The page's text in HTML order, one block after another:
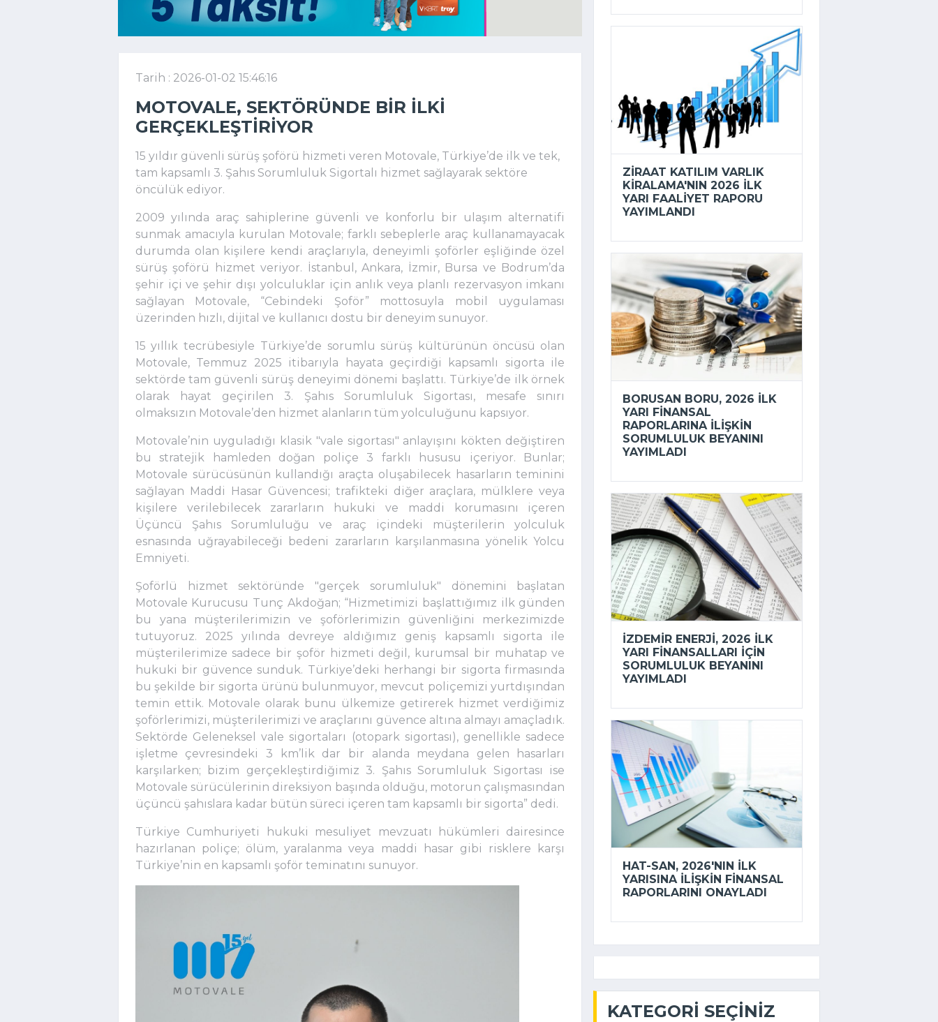
Tarih : 2026-01-02 15:46:16
MOTOVALE, SEKTÖRÜNDE BIR ILKI
GERÇEKLEŞTIRIYOR
15 yıldır güvenli sürüş şoförü hizmeti veren Motovale, Türkiye’de ilk ve tek,
tam kapsamlı 3. Şahıs Sorumluluk Sigortalı hizmet sağlayarak sektöre
öncülük ediyor.
2009 yılında araç sahiplerine güvenli ve konforlu bir ulaşım alternatifi
sunmak amacıyla kurulan Motovale; farklı sebeplerle araç kullanamayacak
durumda olan kişilere kendi araçlarıyla, deneyimli şoförler eşliğinde özel
sürüş şoförü hizmet veriyor. İstanbul, Ankara, İzmir, Bursa ve Bodrum’da
şehir içi ve şehir dışı yolculuklar için anlık veya planlı rezervasyon imkanı
sağlayan Motovale, “Cebindeki Şoför” mottosuyla mobil uygulaması
üzerinden hızlı, dijital ve kullanıcı dostu bir deneyim sunuyor.
15 yıllık tecrübesiyle Türkiye’de sorumlu sürüş kültürünün öncüsü olan
Motovale, Temmuz 2025 itibarıyla hayata geçirdiği kapsamlı sigorta ile
sektörde tam güvenli sürüş deneyimi dönemi başlattı. Türkiye’de ilk örnek
olarak hayat geçirilen 3. Şahıs Sorumluluk Sigortası, mesafe sınırı
olmaksızın Motovale’den hizmet alanların tüm yolculuğunu kapsıyor.
Motovale’nin uyguladığı klasik "vale sigortası" anlayışını kökten değiştiren
bu stratejik hamleden doğan poliçe 3 farklı hususu içeriyor. Bunlar;
Motovale sürücüsünün kullandığı araçta oluşabilecek hasarların teminini
sağlayan Maddi Hasar Güvencesi; trafikteki diğer araçlara, mülklere veya
kişilere verilebilecek zararların hukuki ve maddi korumasını içeren
Üçüncü Şahıs Sorumluluğu ve araç içindeki müşterilerin yolculuk
esnasında uğrayabileceği bedeni zararların karşılanmasına yönelik Yolcu
Emniyeti.
Şoförlü hizmet sektöründe "gerçek sorumluluk" dönemini başlatan
Motovale Kurucusu Tunç Akdoğan; “Hizmetimizi başlattığımız ilk günden
bu yana müşterilerimizin ve şoförlerimizin güvenliğini merkezimizde
tutuyoruz. 2025 yılında devreye aldığımız geniş kapsamlı sigorta ile
müşterilerimize sadece bir şoför hizmeti değil, kurumsal bir muhatap ve
hukuki bir güvence sunduk. Türkiye’deki herhangi bir sigorta firmasında
bu şekilde bir sigorta ürünü bulunmuyor, mevcut poliçemizi yurtdışından
temin ettik. Motovale olarak bunu ülkemize getirerek hizmet verdiğimiz
şoförlerimizi, müşterilerimizi ve araçlarını güvence altına almayı amaçladık.
Sektörde Geleneksel vale sigortaları (otopark sigortası), genellikle sadece
işletme çevresindeki 3 km’lik dar bir alanda meydana gelen hasarları
karşılarken; bizim gerçekleştirdiğimiz 3. Şahıs Sorumluluk Sigortası ise
Motovale sürücülerinin direksiyon başında olduğu, motorun çalışmasından
üçüncü şahıslara kadar bütün süreci içeren tam kapsamlı bir sigorta” dedi.
Türkiye Cumhuriyeti hukuki mesuliyet mevzuatı hükümleri dairesince
hazırlanan poliçe; ölüm, yaralanma veya maddi hasar gibi risklere karşı
Türkiye’nin en kapsamlı şoför teminatını sunuyor.
ZIRAAT KATILIM VARLIK
KIRALAMA'NIN 2026 ILK
YARI FAALIYET RAPORU
YAYIMLANDI
BORUSAN BORU, 2026 ILK
YARI FINANSAL
RAPORLARINA ILIŞKIN
SORUMLULUK BEYANINI
YAYIMLADI
İZDEMİR ENERJI, 2026 ILK
YARI FINANSALLARI IÇIN
SORUMLULUK BEYANINI
YAYIMLADI
HAT-SAN, 2026'NIN ILK
YARISINA ILIŞKIN FINANSAL
RAPORLARINI ONAYLADI
KATEGORI SEÇINIZ